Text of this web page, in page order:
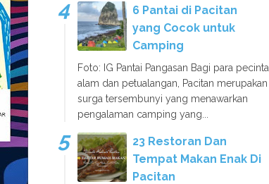
6 Pantai di Pacitan
yang Cocok untuk
Camping
Foto: IG Pantai Pangasan Bagi para pecinta
alam dan petualangan, Pacitan merupakan
surga tersembunyi yang menawarkan
pengalaman camping yang...
23 Restoran Dan
Tempat Makan Enak Di
Pacitan